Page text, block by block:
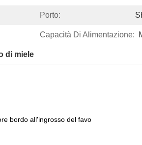
Porto:
Capacità Di Alimentazione:
di miele
bordo all'ingrosso del favo